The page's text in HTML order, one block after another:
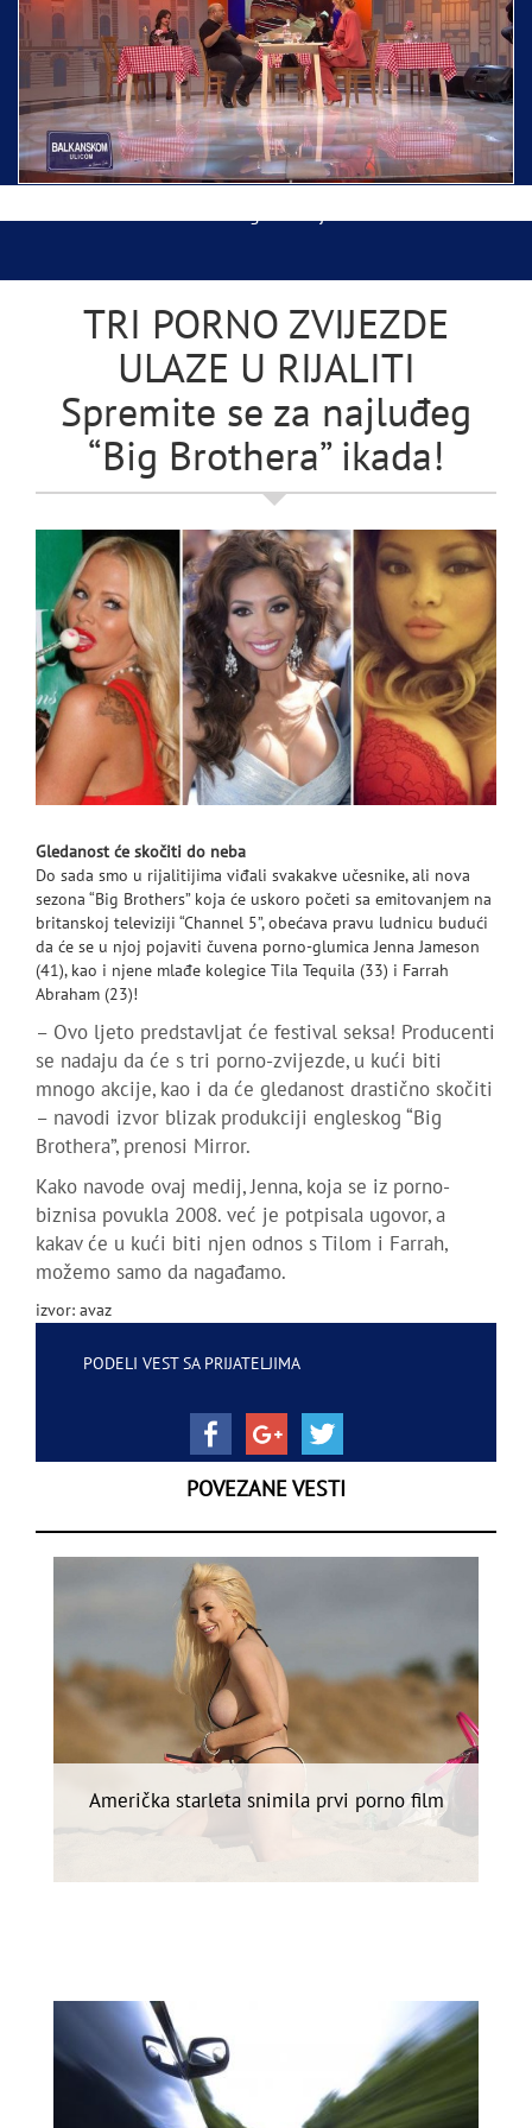
Ispraćaj Pojasa Presvete Bogorodice danas iz
Hrama Svetog Save
TRI PORNO ZVIJEZDE
ULAZE U RIJALITI
Spremite se za najluđeg
“Big Brothera” ikada!
Gledanost će skočiti do neba
Do sada smo u rijalitijima viđali svakakve učesnike, ali nova
sezona “Big Brothers” koja će uskoro početi sa emitovanjem na
britanskoj televiziji “Channel 5”, obećava pravu ludnicu budući
da će se u njoj pojaviti čuvena porno-glumica Jenna Jameson
(41), kao i njene mlađe kolegice Tila Tequila (33) i Farrah
Abraham (23)!
– Ovo ljeto predstavljat će festival seksa! Producenti
se nadaju da će s tri porno-zvijezde, u kući biti
mnogo akcije, kao i da će gledanost drastično skočiti
– navodi izvor blizak produkciji engleskog “Big
Brothera”, prenosi Mirror.
Kako navode ovaj medij, Jenna, koja se iz porno-
biznisa povukla 2008. već je potpisala ugovor, a
kakav će u kući biti njen odnos s Tilom i Farrah,
možemo samo da nagađamo.
izvor: avaz
PODELI VEST SA PRIJATELJIMA
POVEZANE VESTI
Američka starleta snimila prvi porno film